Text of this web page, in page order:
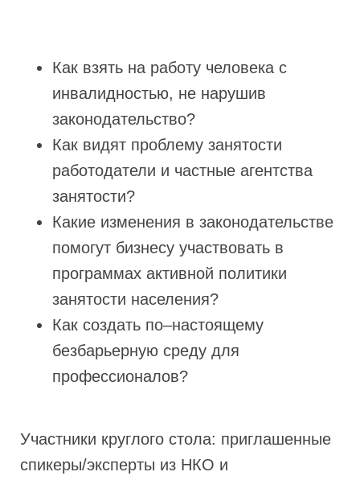
Как взять на работу человека с
инвалидностью, не нарушив
законодательство?
Как видят проблему занятости
работодатели и частные агентства
занятости?
Какие изменения в законодательстве
помогут бизнесу участвовать в
программах активной политики
занятости населения?
Как создать по–настоящему
безбарьерную среду для
профессионалов?
Участники круглого стола: приглашенные
спикеры/эксперты из НКО и